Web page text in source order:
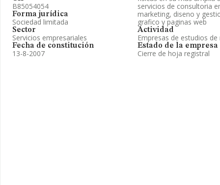
B85054054
Forma jurídica
Sociedad limitada
Sector
Servicios empresariales
Fecha de constitución
13-8-2007
servicios de consultoria
marketing, diseno y
grafico y paginas web
Actividad
Empresas de estudios
Estado de la empresa
Cierre de hoja registral